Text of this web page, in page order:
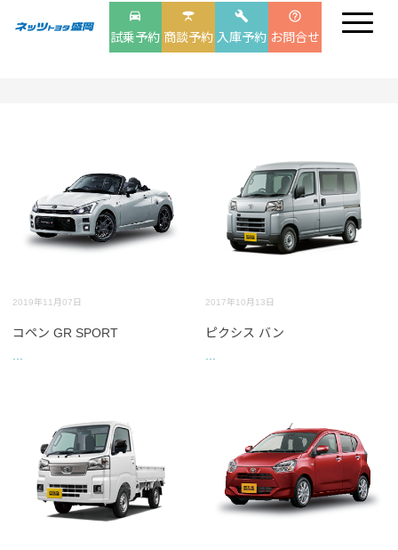
drive_eta
試乗予約
table_bar
商談予約
build
入庫予約
help_outline
お問合せ
2019年11月07日
コペン GR SPORT
2017年10月13日
ピクシス バン